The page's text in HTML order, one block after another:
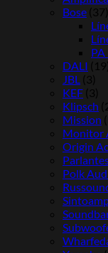
Bose (37)
DALI (19)
JBL (3)
KEF (3)
Klipsch
Mission
Monitor
Origin
Polk